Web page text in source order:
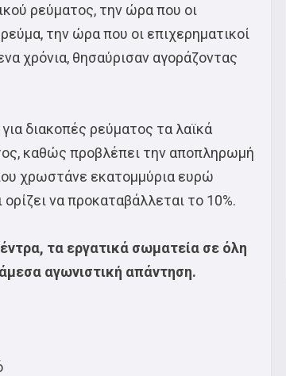
ρεύματος, την ώρα που οι
την ώρα που οι επιχερηματικοί
χρόνια, θησαύρισαν αγοράζοντας
διακοπές ρεύματος τα λαϊκά
καθώς προβλέπει την αποπληρωμή
χρωστάνε εκατομμύρια ευρώ
να προκαταβάλλεται το 10%.
τα εργατικά σωματεία σε όλη
αγωνιστική απάντηση.